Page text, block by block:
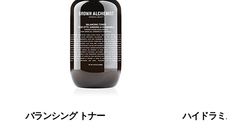
バランシング トナー ハイドラ